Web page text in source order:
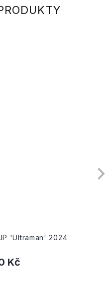
'Ultraman' 2024
Kč